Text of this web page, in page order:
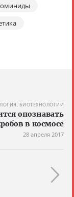
БИОТЕХНОЛОГИИ
опознавать
в космосе
28 апреля 2017